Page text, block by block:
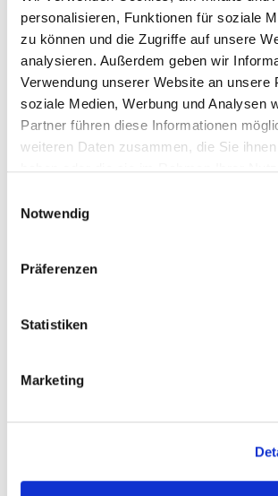
personalisieren, Funktionen für soziale
zu können und die Zugriffe auf unsere
analysieren. Außerdem geben wir
Verwendung unserer Website an unsere
soziale Medien, Werbung und Analysen
Partner führen diese Informationen
weiteren Daten zusammen, die Sie
Notwendig
Präferenzen
Statistiken
Marketing
Hochschule Reutlingen
Mal der mit 2.000 Euro dotierte Lehrpreis
und Diversität vergeben. Hierbei handelt es
Gesellschaft. Die Hochschule Reutlingen
Kompetenzen der Studierenden für eine
Entwicklung und für den Umgang mit